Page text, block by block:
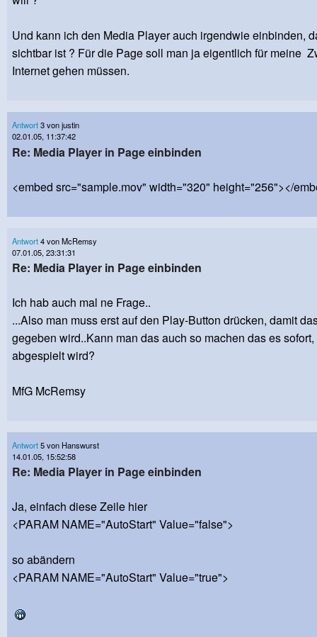
Und kann ich den Media Player auch irgendwie einbinden,
sichtbar ist ? Für die Page soll man ja eigentlich für meine
Internet gehen müssen.
Antwort3 von justin
02.01.05, 11:37:42
Re: Media Player in Page einbinden
<embed src="sample.mov" width="320" height="256"></
Antwort4 von McRemsy
07.01.05, 23:31:31
Re: Media Player in Page einbinden
Ich hab auch mal ne Frage..
...Also man muss erst auf den Play-Button drücken, damit
gegeben wird..Kann man das auch so machen das es
abgespielt wird?
MfG McRemsy
Antwort5 von Hanswurst
14.01.05, 15:52:58
Re: Media Player in Page einbinden
Ja, einfach diese Zeile hier
<PARAM NAME="AutoStart" Value="false">
so abändern
<PARAM NAME="AutoStart" Value="true">